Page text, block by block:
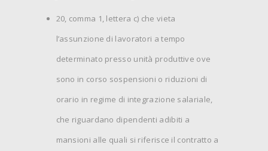
20, comma 1, lettera c) che vieta
l’assunzione di lavoratori a tempo
determinato presso unità produttive ove
sono in corso sospensioni o riduzioni di
orario in regime di integrazione salariale,
che riguardano dipendenti adibiti a
mansioni alle quali si riferisce il contratto a